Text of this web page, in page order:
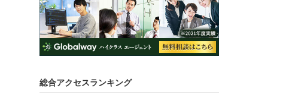
総合アクセスランキング